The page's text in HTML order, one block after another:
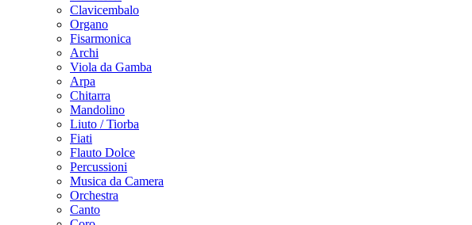
Clavicembalo
Organo
Fisarmonica
Archi
Viola da Gamba
Arpa
Chitarra
Mandolino
Liuto / Tiorba
Fiati
Flauto Dolce
Percussioni
Musica da Camera
Orchestra
Canto